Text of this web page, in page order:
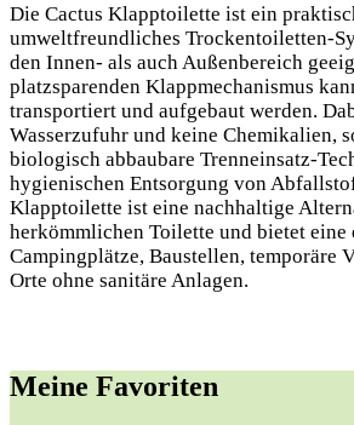
Die Cactus Klapptoilette ist ein
umweltfreundliches Trockentoiletten-
den Innen- als auch Außenbereich
platzsparenden Klappmechanismus
transportiert und aufgebaut werden.
Wasserzufuhr und keine Chemikalien,
biologisch abbaubare Trenneinsatz-
hygienischen Entsorgung von
Klapptoilette ist eine nachhaltige
herkömmlichen Toilette und bietet
Campingplätze, Baustellen, temporäre
Orte ohne sanitäre Anlagen.
Meine Favoriten